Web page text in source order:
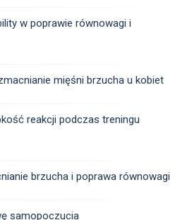
w poprawie równowagi i
mięśni brzucha u kobiet
reakcji podczas treningu
brzucha i poprawa równowagi
samopoczucia